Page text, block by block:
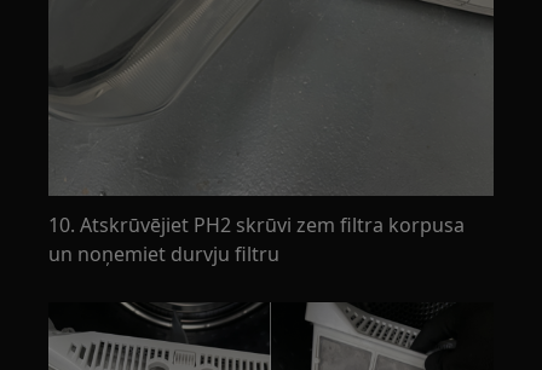
10. Atskrūvējiet PH2 skrūvi zem filtra korpusa
un noņemiet durvju filtru